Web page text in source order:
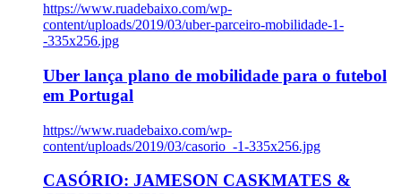
https://www.ruadebaixo.com/wp-
content/uploads/2019/03/uber-parceiro-mobilidade-1-
-335x256.jpg
Uber lança plano de mobilidade para o futebol
em Portugal
https://www.ruadebaixo.com/wp-
content/uploads/2019/03/casorio_-1-335x256.jpg
CASÓRIO: JAMESON CASKMATES &